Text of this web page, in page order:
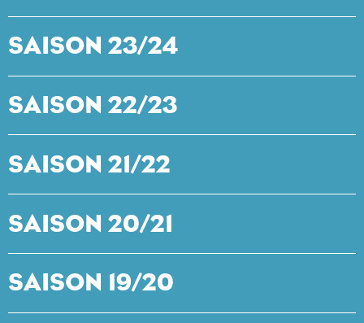
SAISON 23/24
SAISON 22/23
SAISON 21/22
SAISON 20/21
SAISON 19/20